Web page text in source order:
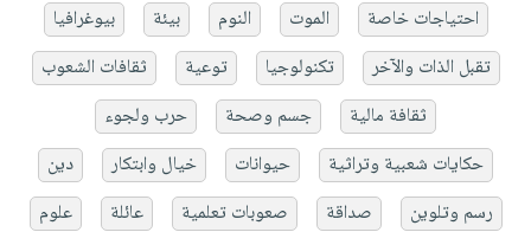
احتياجات خاصة الموت النوم بيئة
بيوغرافيا
تقبل الذات والآخر
تكنولوجيا توعية
ثقافات الشعوب
ثقافة مالية
جسم وصحة
حرب ولجوء
حكايات شعبية وتراثية
حيوانات خيال وابتكار
دين
رسم وتلوين
صداقة صعوبات تعلمية عائلة
علوم